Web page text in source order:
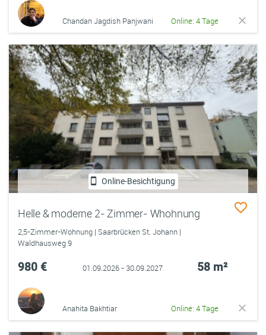
Chandan Jagdish Panjwani Online: 4 Tage
Online-Besichtigung
Helle & moderne 2- Zimmer- Whohnung
2,5-Zimmer-Wohnung | Saarbrücken St. Johann |
Waldhausweg 9
980 € 01.09.2026 - 30.09.2027 58 m²
Anahita Bakhtiar Online: 4 Tage